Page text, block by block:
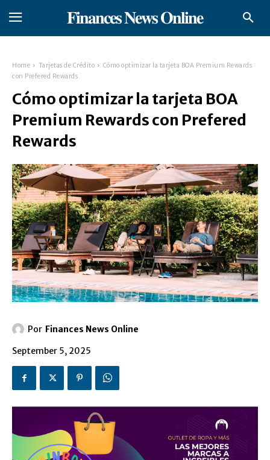
𝐅𝐢𝐧𝐚𝐧𝐜𝐞𝐬 𝐍𝐞𝐰𝐬 𝐎𝐧𝐥𝐢𝐧𝐞
Home Tarjetas de Crédito
Cómo optimizar la tarjeta BOA Premium Rewards
con Prefered Rewards
Cómo optimizar la tarjeta BOA
Premium Rewards con Prefered
Rewards
Por Finances News Online
September 5, 2025